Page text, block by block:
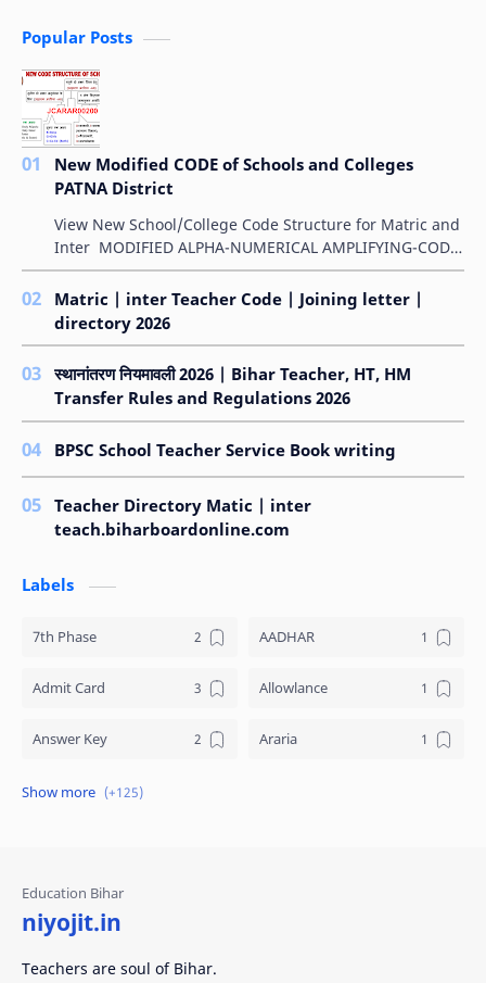
Popular Posts
New Modified CODE of Schools and Colleges
PATNA District
View New School/College Code Structure for Matric and
Inter MODIFIED ALPHA-NUMERICAL AMPLIFYING-CODE
FOR SCHOOLS बिहार विद्यालय परीक्षा समिति के &qu…
Matric | inter Teacher Code | Joining letter |
directory 2026
स्थानांतरण नियमावली 2026 | Bihar Teacher, HT, HM
Transfer Rules and Regulations 2026
BPSC School Teacher Service Book writing
Teacher Directory Matic | inter
teach.biharboardonline.com
Labels
7th Phase AADHAR
Admit Card Allowlance
Answer Key Araria
Arrear
AURANGABAD
BEGUSARAI
niyojit.in
Teachers are soul of Bihar.